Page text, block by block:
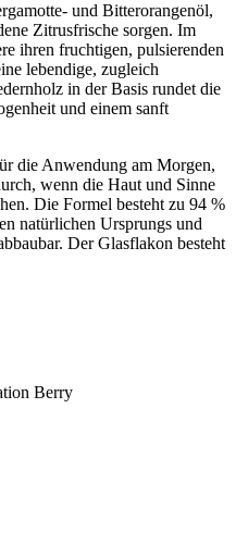
und Bitterorangenöl,
Zitrusfrische sorgen. Im
ihren fruchtigen, pulsierenden
lebendige, zugleich
in der Basis rundet die
und einem sanft
die Anwendung am Morgen,
wenn die Haut und Sinne
Die Formel besteht zu 94 %
natürlichen Ursprungs und
Der Glasflakon besteht
Berry